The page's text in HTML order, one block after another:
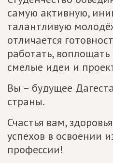
самую активную,
талантливую
отличается
работать,
смелые идеи и
Вы – будущее
страны.
Счастья вам,
успехов в освоении
профессии!